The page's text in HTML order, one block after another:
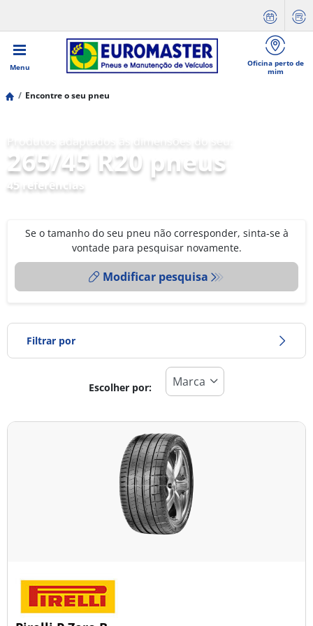
Menu
Oficina perto de
mim
Encontre o seu pneu
265/45 R20 pneus
45 referências
Se o tamanho do seu pneu não corresponder, sinta-se à
vontade para pesquisar novamente.
Modificar pesquisa
Filtrar por
Todos os tipos (45)
Todas as estações (8)
Ligeiro (17)
Comercial (0)
Escolher por: